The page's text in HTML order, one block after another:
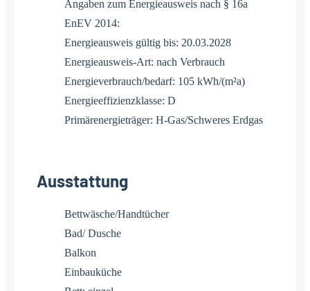
Angaben zum Energieausweis nach § 16a
EnEV 2014:
Energieausweis gültig bis: 20.03.2028
Energieausweis-Art: nach Verbrauch
Energieverbrauch/bedarf: 105 kWh/(m²a)
Energieeffizienzklasse: D
Primärenergieträger: H-Gas/Schweres Erdgas
Ausstattung
Bettwäsche/Handtücher
Bad/ Dusche
Balkon
Einbauküche